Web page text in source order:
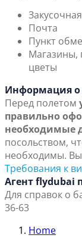
Закусочная
Почта
Пункт
Магазины,
цветы
Информация о
Перед полетом
правильно
необходимые
посольством,
необходимы.
Требования к
Агент flydubai
Для справок о
36-63
Home